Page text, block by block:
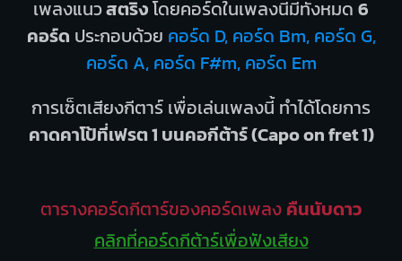
เพลงแนวสตริงโดยคอร์ดในเพลงนี้มีทั้งหมด 6
คอร์ด ประกอบด้วย คอร์ด D, คอร์ด Bm, คอร์ด G,
คอร์ด A, คอร์ด F#m, คอร์ด Em
การเซ็ตเสียงกีตาร์ เพื่อเล่นเพลงนี้ ทำได้โดยการ
คาดคาโป้ที่เฟรต 1 บนคอกีต้าร์ (Capo on fret 1)
ตารางคอร์ดกีตาร์ของคอร์ดเพลง คืนนับดาว
คลิกที่คอร์ดกีต้าร์เพื่อฟังเสียง